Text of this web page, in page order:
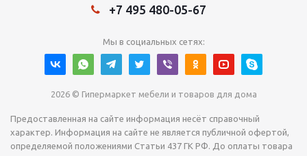
+7 495 480-05-67
Мы в социальных сетях:
2026 © Гипермаркет мебели и товаров для дома
Предоставленная на сайте информация несёт справочный
характер. Информация на сайте не является публичной офертой,
определяемой положениями Статьи 437 ГК РФ. До оплаты товара